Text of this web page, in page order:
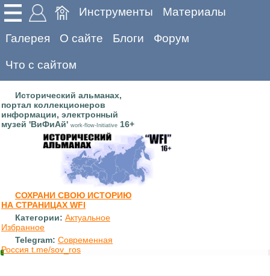
Инструменты Материалы
Галерея О сайте Блоги Форум
Что с сайтом
Исторический альманах,
портал коллекционеров
информации, электронный
музей 'ВиФиАй' work-flow-Initiative 16+
СОХРАНИ СВОЮ ИСТОРИЮ
НА СТРАНИЦАХ WFI
Категории: Актуальное
Избранное
Telegram: Современная
Россия t.me/sov_ros